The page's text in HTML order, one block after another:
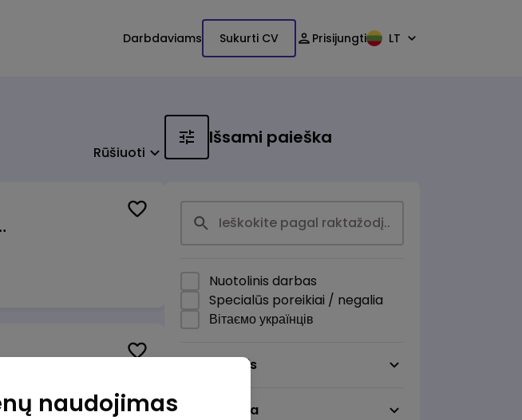
Darbdaviams Sukurti CV Prisijungti LT
Rūšiuoti
nepilnu etatu)
Išsami paieška
Nuotolinis darbas
Specialūs poreikiai / negalia
Вітаємо українців
Darbo sritis
Darbo vieta
naudojimas